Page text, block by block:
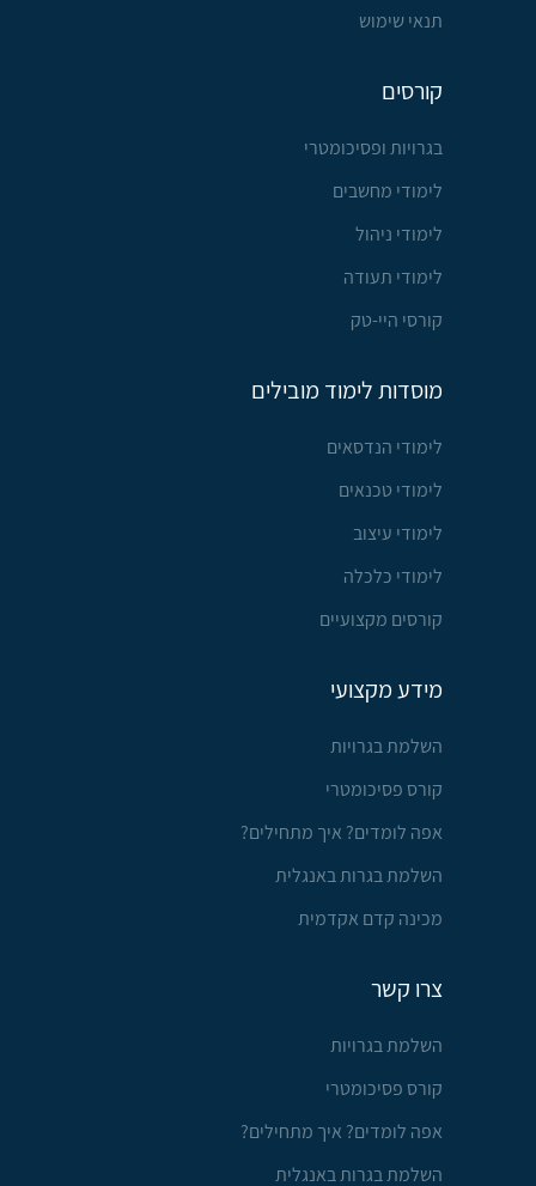
תנאי שימוש
קורסים
בגרויות ופסיכומטרי
לימודי מחשבים
לימודי ניהול
לימודי תעודה
קורסי היי-טק
מוסדות לימוד מובילים
לימודי הנדסאים
לימודי טכנאים
לימודי עיצוב
לימודי כלכלה
קורסים מקצועיים
מידע מקצועי
השלמת בגרויות
קורס פסיכומטרי
אפה לומדים? איך מתחילים?
השלמת בגרות באנגלית
מכינה קדם אקדמית
צרו קשר
השלמת בגרויות
קורס פסיכומטרי
אפה לומדים? איך מתחילים?
השלמת בגרות באנגלית